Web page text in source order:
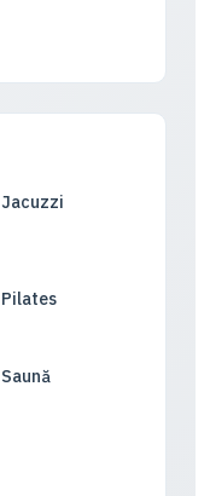
Jacuzzi
Pilates
Saună